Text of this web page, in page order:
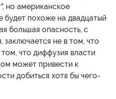
но американское
будет похоже на двадцатый
большая опасность, с
не в том, что
что диффузия власти
может привести к
добиться хотя бы чего-